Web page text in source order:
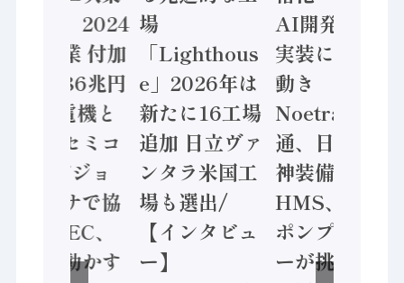
計結果」2024
年製造業 付加
価値額86兆円
/ 三菱電機と
ソニーセミコ
ン AIビジョ
ンセンサで協
業 / IDEC、
安全に動かす
場
「Lighthous
e」2026年は
新たに16工場
追加 日立ヴァ
ンタラ米国工
場も選出/
【インタビュ
ー】
AI開発や社会
実装に活発な
動き
Noetra、富士
通、日立 / 兵
神装備 ×
HMS、老舗
ポンプメーカ
ーが挑むデー